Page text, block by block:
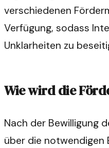
verschiedenen
Verfügung, sodass
Unklarheiten zu
Wie wird die
Nach der Bewilligung
über die notwendigen